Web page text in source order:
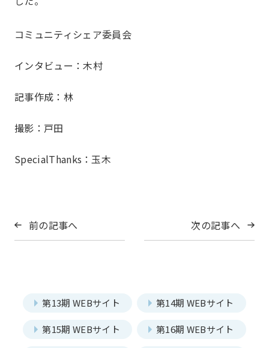
コミュニティシェア委員会
インタビュー：木村
記事作成：林
撮影：戸田
SpecialThanks：玉木
前の記事へ 次の記事へ
第13期 WEBサイト 第14期 WEBサイト
第15期 WEBサイト 第16期 WEBサイト